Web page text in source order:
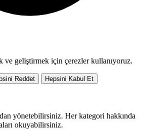
geliştirmek için çerezler kullanıyoruz.
Reddet Hepsini Kabul Et
yönetebilirsiniz. Her kategori hakkında
okuyabilirsiniz.